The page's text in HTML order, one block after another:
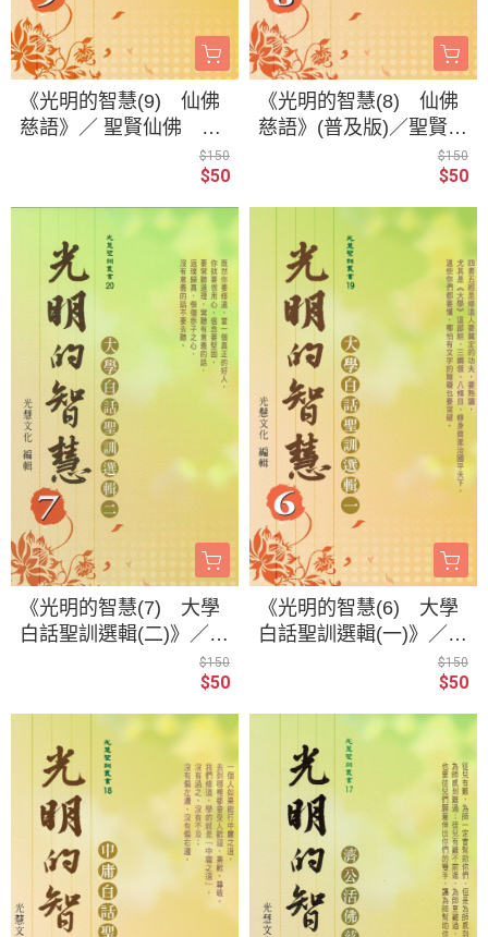
《光明的智慧(9) 仙佛
慈語》／ 聖賢仙佛 齊
$150
$50
《光明的智慧(8) 仙佛
慈語》(普及版)／聖賢仙
佛 齊著／光慧文化編$150
$50
《光明的智慧(7) 大學
白話聖訓選輯(二)》／
聖賢仙佛 齊著／光慧$150
$50
《光明的智慧(6) 大學
白話聖訓選輯(一)》／
聖賢仙佛 齊著／光慧$150
$50